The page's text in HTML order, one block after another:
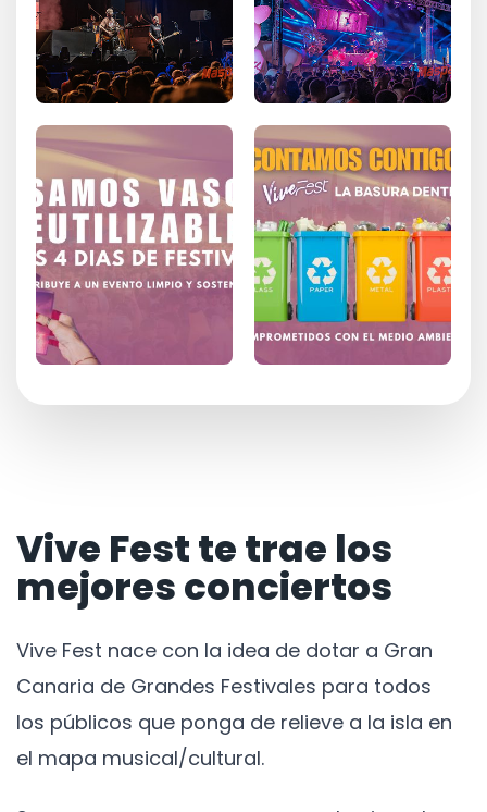
Vive Fest te trae los
mejores conciertos
Vive Fest nace con la idea de dotar a Gran
Canaria de Grandes Festivales para todos
los públicos que ponga de relieve a la isla en
el mapa musical/cultural.